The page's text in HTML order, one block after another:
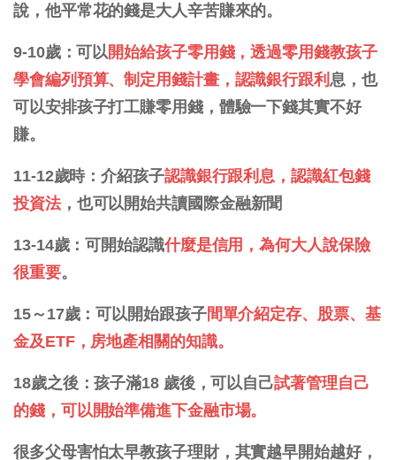
說，他平常花的錢是大人辛苦賺來的。
9-10歲：可以 開始給孩子零用錢，透過零用錢教孩子
學會編列預算、制定用錢計畫，認識銀行跟利 息，也
可以安排孩子打工賺零用錢，體驗一下錢其實不好
賺。
11-12歲時：介紹孩子認識銀行跟利息，認識紅包錢
投資法，也可以開始共讀國際金融新聞
13-14歲：可開始認識什麼是信用，為何大人說保險
很重要。
15～17歲：可以開始跟孩子間單介紹定存、股票、基
金及ETF，房地產相關的知識。
18歲之後：孩子滿18 歲後，可以自己試著管理自己
的錢，可以開始準備進下金融市場。
很多父母害怕太早教孩子理財，其實越早開始越好，